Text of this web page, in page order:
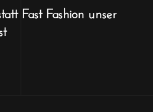
Fast Fashion unser